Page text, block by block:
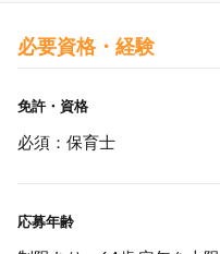
必要資格・経験
免許・資格
必須：保育士
応募年齢